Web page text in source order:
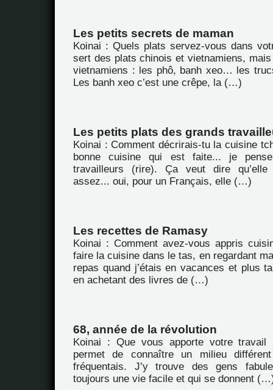
Les petits secrets de maman
Koinai : Quels plats servez-vous dans
sert des plats chinois et vietnamiens,
vietnamiens : les phô, banh xeo… les
Les banh xeo c’est une crêpe, la (…)
Les petits plats des grands
Koinai : Comment décrirais-tu la cuisine
bonne cuisine qui est faite... je
travailleurs (rire). Ça veut dire
assez... oui, pour un Français, elle (…)
Les recettes de Ramasy
Koinai : Comment avez-vous appris
faire la cuisine dans le tas, en regardant
repas quand j’étais en vacances et plus
en achetant des livres de (…)
68, année de la révolution
Koinai : Que vous apporte votre travail
permet de connaître un milieu
fréquentais. J’y trouve des gens
toujours une vie facile et qui se donnent